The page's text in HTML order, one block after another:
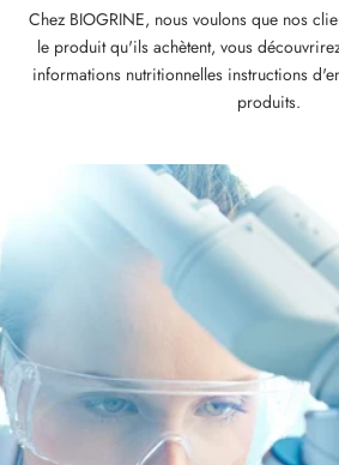
Chez BIOGRINE, nous voulons que nos
le produit qu'ils achètent, vous
informations nutritionnelles instructions
produits.